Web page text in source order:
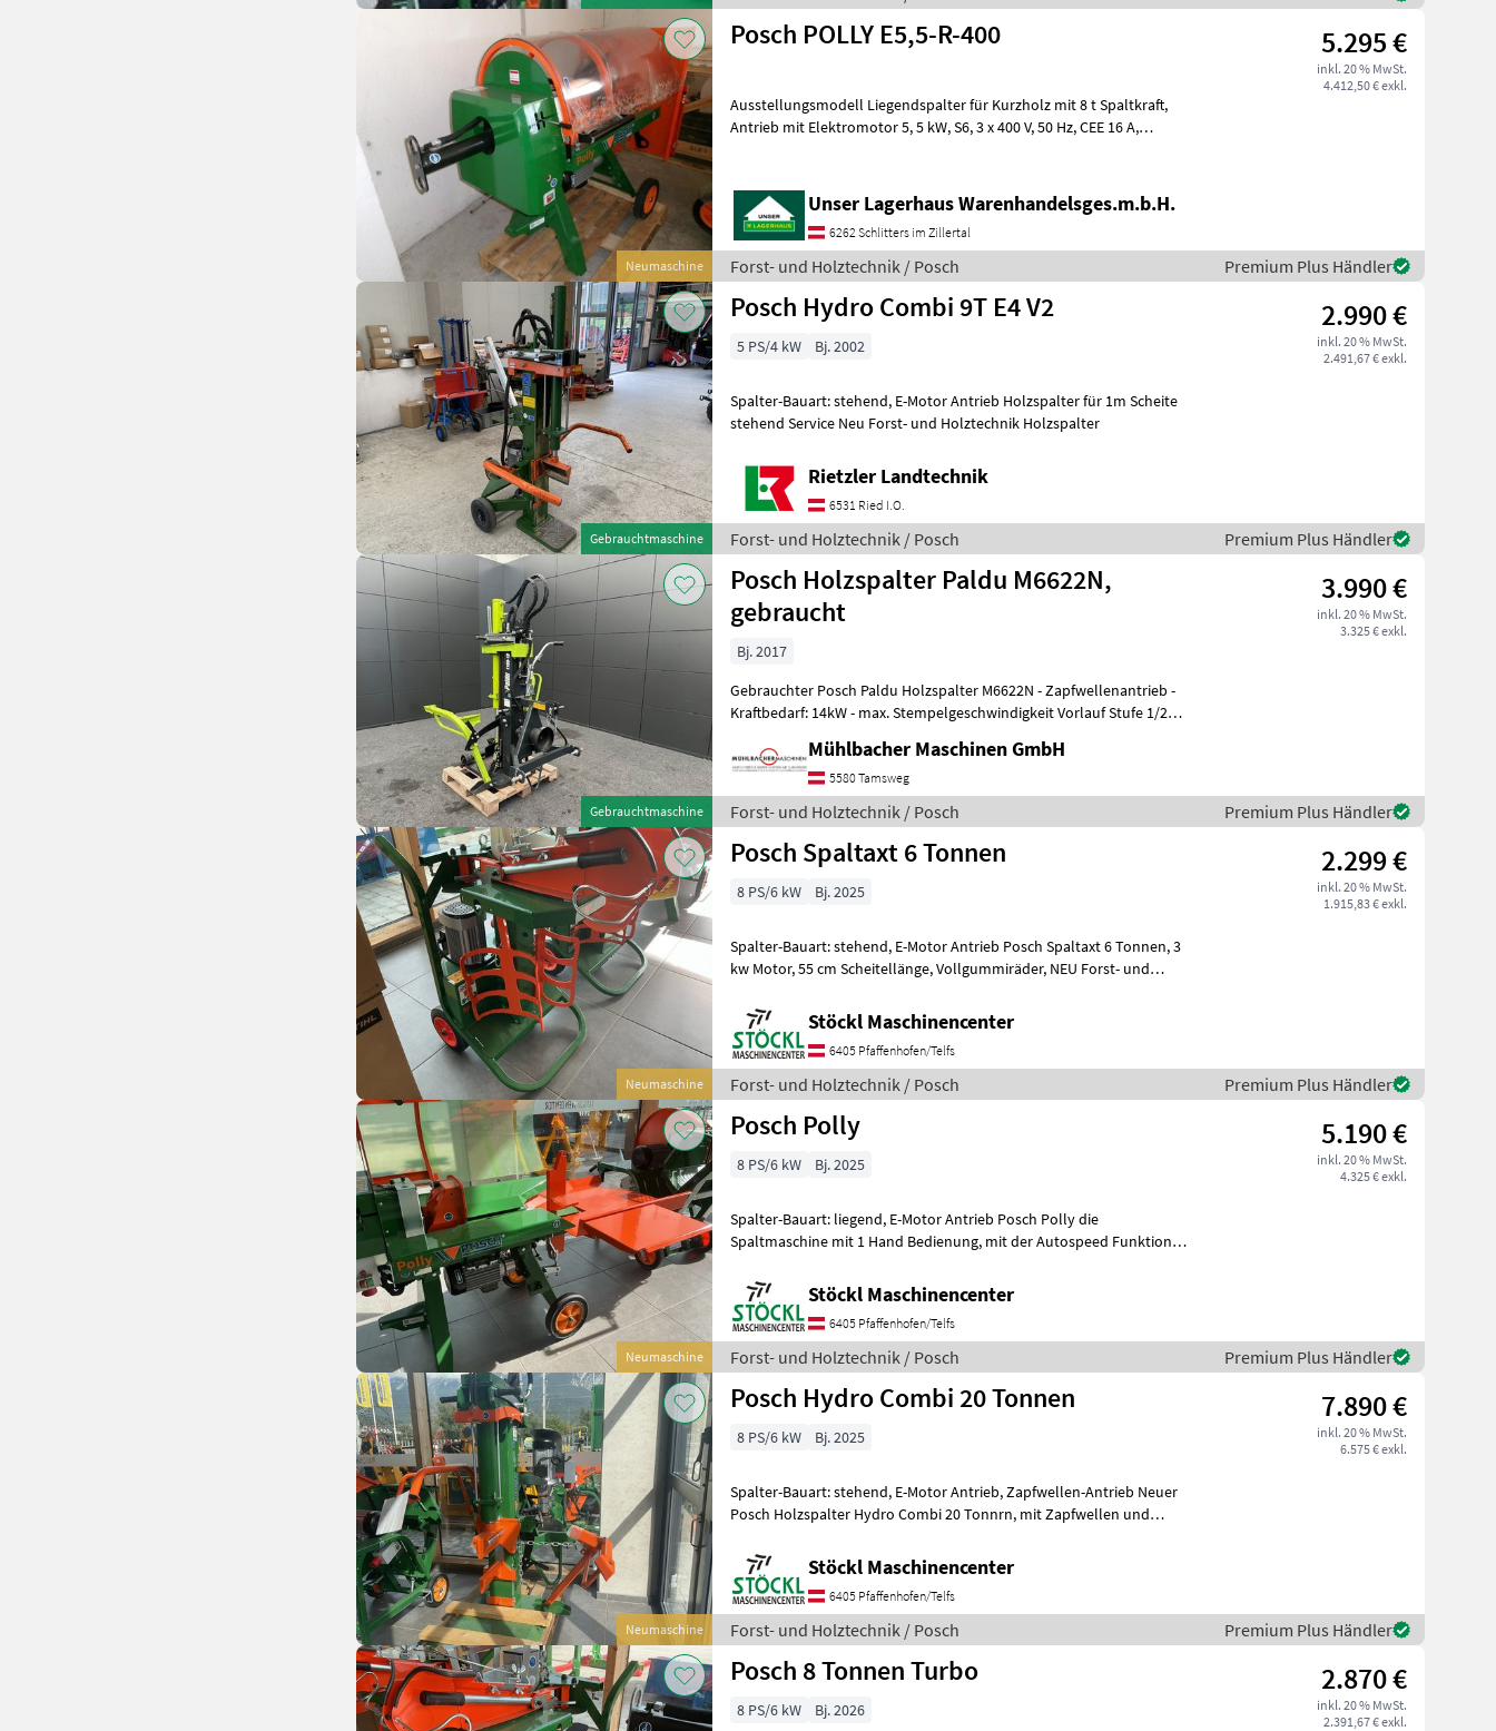
Neumaschine
Posch POLLY E5,5-R-400 5.295 €
inkl. 20 % MwSt.
4.412,50 € exkl.
Ausstellungsmodell Liegendspalter für Kurzholz mit 8 t Spaltkraft,
Antrieb mit Elektromotor 5, 5 kW, S6, 3 x 400 V, 50 Hz, CEE 16 A,
Unser Lagerhaus Warenhandelsges.m.b.H.
6262 Schlitters im Zillertal
Forst- und Holztechnik / Posch Premium Plus Händler
Gebrauchtmaschine
Posch Hydro Combi 9T E4 V2 2.990 €
inkl. 20 % MwSt.
2.491,67 € exkl.
5 PS/4 kW Bj. 2002
Spalter-Bauart: stehend, E-Motor Antrieb Holzspalter für 1m Scheite
stehend Service Neu Forst- und Holztechnik Holzspalter
Rietzler Landtechnik
6531 Ried I.O.
Forst- und Holztechnik / Posch Premium Plus Händler
Gebrauchtmaschine
Posch Holzspalter Paldu M6622N,
gebraucht
3.990 €
inkl. 20 % MwSt.
3.325 € exkl.
Bj. 2017
Gebrauchter Posch Paldu Holzspalter M6622N - Zapfwellenantrieb -
Kraftbedarf: 14kW - max. Stempelgeschwindigkeit Vorlauf Stufe 1/2
Mühlbacher Maschinen GmbH
5580 Tamsweg
Forst- und Holztechnik / Posch Premium Plus Händler
Neumaschine
Posch Spaltaxt 6 Tonnen 2.299 €
inkl. 20 % MwSt.
1.915,83 € exkl.
8 PS/6 kW Bj. 2025
Spalter-Bauart: stehend, E-Motor Antrieb Posch Spaltaxt 6 Tonnen, 3
kw Motor, 55 cm Scheitellänge, Vollgummiräder, NEU Forst- und
Stöckl Maschinencenter
6405 Pfaffenhofen/Telfs
Forst- und Holztechnik / Posch Premium Plus Händler
Neumaschine
Posch Polly 5.190 €
inkl. 20 % MwSt.
4.325 € exkl.
8 PS/6 kW Bj. 2025
Spalter-Bauart: liegend, E-Motor Antrieb Posch Polly die
Spaltmaschine mit 1 Hand Bedienung, mit der Autospeed Funktion
Stöckl Maschinencenter
6405 Pfaffenhofen/Telfs
Forst- und Holztechnik / Posch Premium Plus Händler
Neumaschine
Posch Hydro Combi 20 Tonnen 7.890 €
inkl. 20 % MwSt.
6.575 € exkl.
8 PS/6 kW Bj. 2025
Spalter-Bauart: stehend, E-Motor Antrieb, Zapfwellen-Antrieb Neuer
Posch Holzspalter Hydro Combi 20 Tonnrn, mit Zapfwellen und
Stöckl Maschinencenter
6405 Pfaffenhofen/Telfs
Forst- und Holztechnik / Posch Premium Plus Händler
Posch 8 Tonnen Turbo 2.870 €
inkl. 20 % MwSt.
2.391,67 € exkl.
8 PS/6 kW Bj. 2026